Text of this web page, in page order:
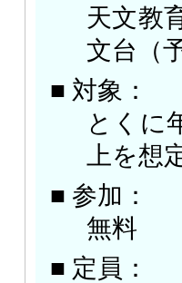
天文教
文台（
■ 対象：
とくに
上を想
■ 参加：
無料
■ 定員：